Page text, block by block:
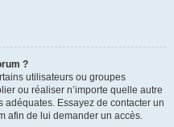
?
utilisateurs ou groupes
ou réaliser n’importe quelle autre
Essayez de contacter un
afin de lui demander un accès.